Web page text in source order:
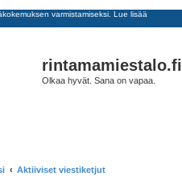
varmistamiseksi. Lue lisää
rintamamiestalo.fi
Olkaa hyvät. Sana on vapaa.
Aktiiviset viestiketjut